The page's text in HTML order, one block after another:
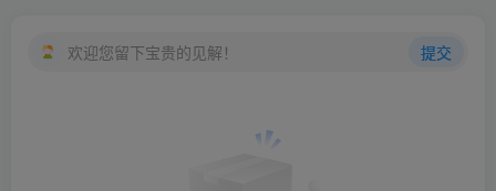
欢迎您留下宝贵的见解！ 提交